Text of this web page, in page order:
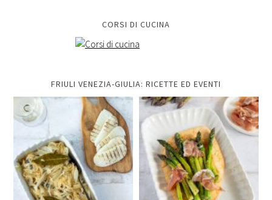
CORSI DI CUCINA
FRIULI VENEZIA-GIULIA: RICETTE ED EVENTI